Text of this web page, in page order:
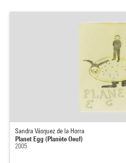
Sandra Vásquez de la Horra
Planet Egg (Planète Oeuf)
2005